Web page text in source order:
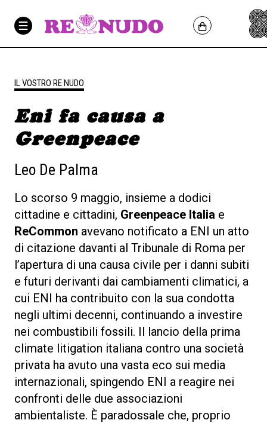
IL VOSTRO RE NUDO
Eni fa causa a
Greenpeace
Leo De Palma
Lo scorso 9 maggio, insieme a dodici
cittadine e cittadini, Greenpeace Italia e
ReCommon avevano notificato a ENI un atto
di citazione davanti al Tribunale di Roma per
l’apertura di una causa civile per i danni subiti
e futuri derivanti dai cambiamenti climatici, a
cui ENI ha contribuito con la sua condotta
negli ultimi decenni, continuando a investire
nei combustibili fossili. Il lancio della prima
climate litigation italiana contro una società
privata ha avuto una vasta eco sui media
internazionali, spingendo ENI a reagire nei
confronti delle due associazioni
ambientaliste. È paradossale che, proprio